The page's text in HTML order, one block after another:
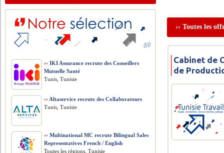
›› Toutes les
Cabinet de
de
›› IKI Assurance recrute des Conseillers
Mutuelle Santé
Tunis, Tunisie
›› Altaservice recrute des Collaborateurs
Tunis, Tunisie
›› Multinational MC recrute Bilingual Sales
Representatives French / English
Toutes les régions, Tunisie